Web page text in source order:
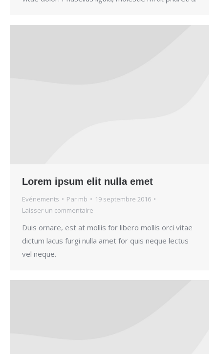
Lorem ipsum elit nulla emet
Evénements Par mb
19 septembre 2016
Laisser un commentaire
Duis ornare, est at mollis for libero mollis orci vitae
dictum lacus furgi nulla amet for quis neque lectus
vel neque.